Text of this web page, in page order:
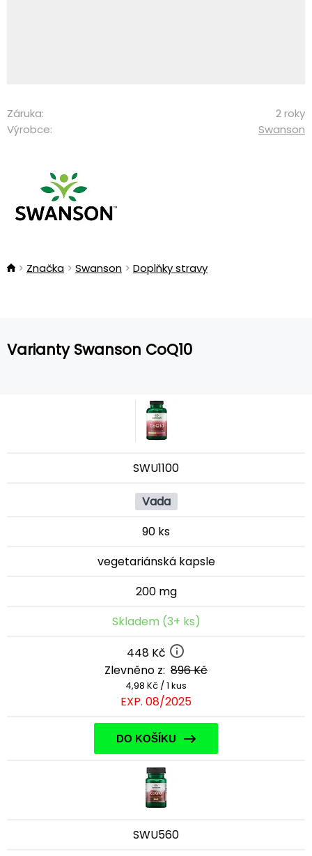
Záruka:
2 roky
Výrobce:
Swanson
Značka Swanson Doplňky stravy
Varianty Swanson CoQ10
SWU1100
Vada
90 ks
vegetariánská kapsle
200 mg
Skladem (3+ ks)
448 Kč
Zlevněno z: 896 Kč
4,98 Kč / 1 kus
EXP. 08/2025
DO KOŠÍKU
SWU560